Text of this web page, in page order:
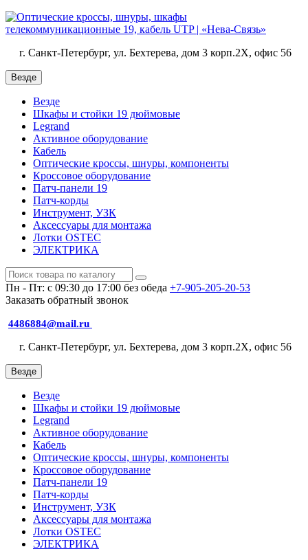
г. Санкт-Петербург, ул. Бехтерева, дом 3 корп.2X, офис 56
Везде
Везде
Шкафы и стойки 19 дюймовые
Legrand
Активное оборудование
Кабель
Оптические кроссы, шнуры, компоненты
Кроссовое оборудование
Патч-панели 19
Патч-корды
Инструмент, УЗК
Аксессуары для монтажа
Лотки OSTEC
ЭЛЕКТРИКА
Пн - Пт: с 09:30 до 17:00 без обеда +7-905-205-20-53
Заказать обратный звонок
4486884@mail.ru
г. Санкт-Петербург, ул. Бехтерева, дом 3 корп.2X, офис 56
Везде
Везде
Шкафы и стойки 19 дюймовые
Legrand
Активное оборудование
Кабель
Оптические кроссы, шнуры, компоненты
Кроссовое оборудование
Патч-панели 19
Патч-корды
Инструмент, УЗК
Аксессуары для монтажа
Лотки OSTEC
ЭЛЕКТРИКА